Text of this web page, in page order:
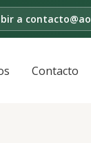
a
Contacto